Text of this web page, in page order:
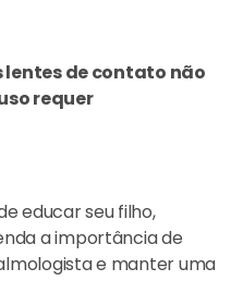
lentes de contato não
requer
educar seu filho,
a importância de
e manter uma